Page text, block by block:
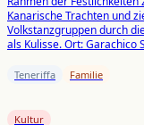
Kanarische Trachten und
Volkstanzgruppen durch
als Kulisse. Ort: Garachico
Teneriffa Familie
Kultur